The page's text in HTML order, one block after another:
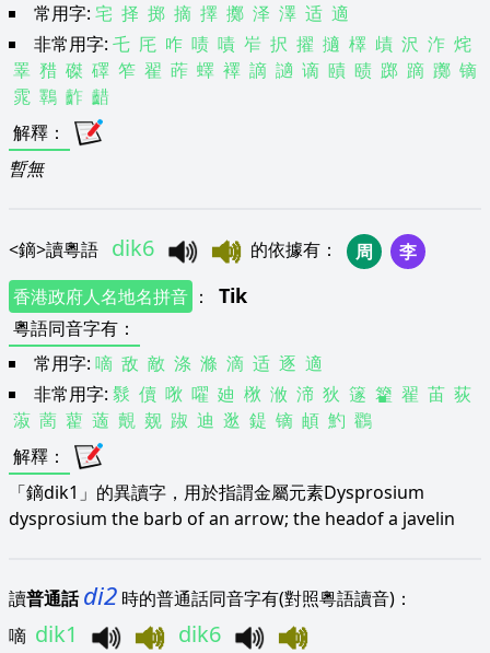
常用字: 宅 择 掷 摘 擇 擲 泽 澤 适 適
非常用字: 乇 厇 咋 啧 嘖 岝 択 擢 擿 檡 歵 沢 泎 烢
睪 矠 磔 礋 笮 翟 葃 蠌 襗 謫 讁 谪 賾 赜 踯 蹢 躑 镝
雿 鸅 齚 齰
解釋 ：
暫無
<鏑>讀粵語 dik6 的依據有 ： 周
李
香港政府人名地名拼音 ： Tik
粵語同音字有 ：
常用字: 嘀 敌 敵 涤 滌 滴 适 逐 適
非常用字: 䯼 儥 唙 嚁 廸 梑 浟 渧 狄 篴 籊 翟 苖 荻
蔋 蔐 藋 藡 覿 觌 踧 迪 逖 鍉 镝 頔 魡 鸐
解釋 ：
「鏑dik1」的異讀字，用於指謂金屬元素Dysprosium
dysprosium the barb of an arrow; the headof a javelin
讀普通話 di2 時的普通話同音字有(對照粵語讀音)：
嘀 dik1 dik6